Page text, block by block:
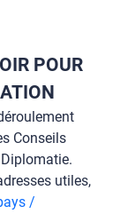
POUR
Conseils
utiles,
/